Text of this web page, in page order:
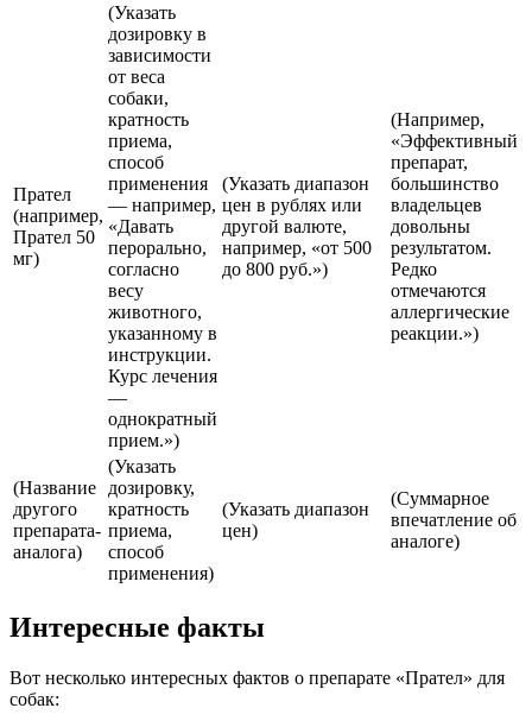
Прател
(например,
Прател 50
мг)
(Указать
дозировку в
зависимости
от веса
собаки,
кратность
приема,
способ
применения
— например,
«Давать
перорально,
согласно
весу
животного,
указанному в
инструкции.
Курс лечения
—
однократный
прием.»)
(Указать диапазон
цен в рублях или
другой валюте,
например, «от 500
до 800 руб.»)
(Например,
«Эффективный
препарат,
большинство
владельцев
довольны
результатом.
Редко
отмечаются
аллергические
реакции.»)
(Название
другого
препарата-
аналога)
(Указать
дозировку,
кратность
приема,
способ
применения)
(Указать диапазон
цен)
(Суммарное
впечатление об
аналоге)
Интересные факты
Вот несколько интересных фактов о препарате «Прател» для
собак: